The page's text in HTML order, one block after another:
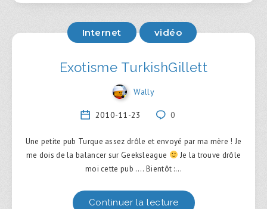
Internet vidéo
Exotisme TurkishGillett
Wally
2010-11-23 0
Une petite pub Turque assez drôle et envoyé par ma mère ! Je
me dois de la balancer sur Geeksleague
Je la trouve drôle
moi cette pub …. Bientôt :…
Continuer la lecture